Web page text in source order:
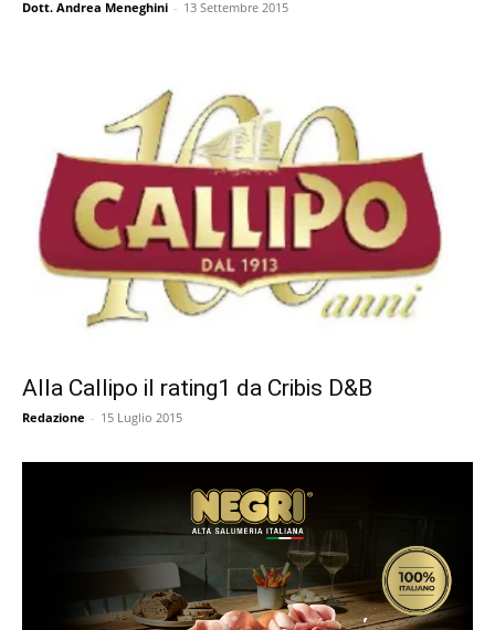
Dott. Andrea Meneghini - 13 Settembre 2015
Alla Callipo il rating1 da Cribis D&B
Redazione - 15 Luglio 2015